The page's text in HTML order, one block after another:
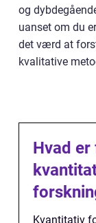
og
uanset om du
det værd at
kvalitative
Hvad
Kvantitativ